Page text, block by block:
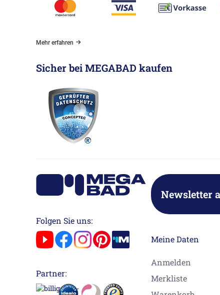
Mehr erfahren
Sicher bei MEGABAD kaufen
Folgen Sie uns:
Partner:
Newsletter
Meine Daten
Anmelden
Merkliste